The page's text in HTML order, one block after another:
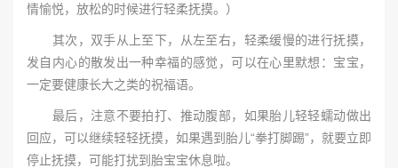
情愉悦，放松的时候进行轻柔抚摸。）
其次，双手从上至下，从左至右，轻柔缓慢的进行抚摸，
发自内心的散发出一种幸福的感觉，可以在心里默想：宝宝，
一定要健康长大之类的祝福语。
最后，注意不要拍打、推动腹部，如果胎儿轻轻蠕动做出
回应，可以继续轻轻抚摸，如果遇到胎儿“拳打脚踢”，就要立即
停止抚摸，可能打扰到胎宝宝休息啦。